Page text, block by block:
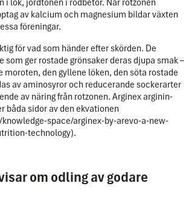
av kalcium och magnesium bildar växten
föreningar.
för vad som händer efter skörden. De
som ger rostade grönsaker deras djupa smak –
moroten, den gyllene löken, den söta rostade
av aminosyror och reducerande sockerarter
av näring från rotzonen. Arginex arginin-
båda sidor av den ekvationen
space/arginex-by-arevo-a-new-
technology).
om odling av godare